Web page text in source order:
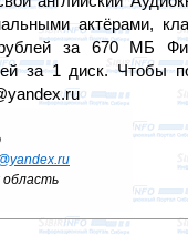
актёрами,
рублей за 670 МБ
за 1 диск. Чтобы
область